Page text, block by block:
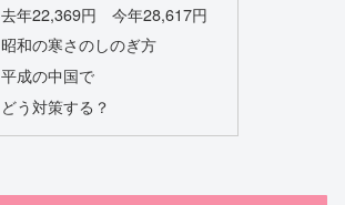
去年22,369円 今年28,617円
昭和の寒さのしのぎ方
平成の中国で
どう対策する？